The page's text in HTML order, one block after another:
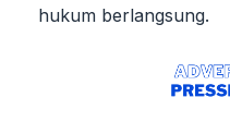
hukum berlangsung.